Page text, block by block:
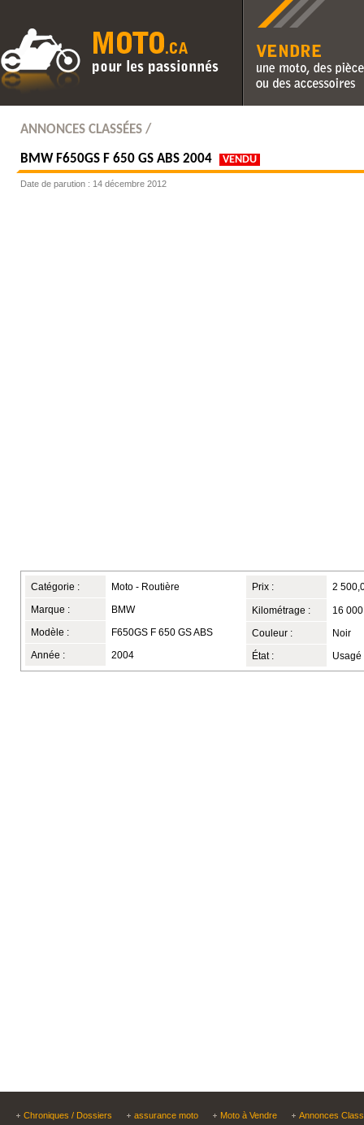
Vendre une moto, des
des accessoires
ANNONCES CLASSÉES /
BMW F650GS F 650 GS ABS 2004 VENDU
Date de parution : 14 décembre 2012
Catégorie : Moto - Routière
Marque : BMW
Modèle : F650GS F 650 GS ABS
Année : 2004
Prix : 2
Kilométrage : 16
Couleur : Noir
État : Usagé
Chroniques / Dossiers assurance moto Moto à Vendre
Annonces